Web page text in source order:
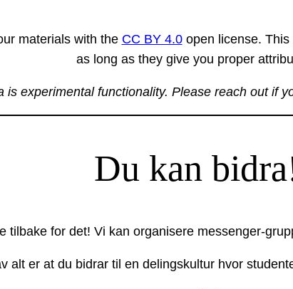
materials with the CC BY 4.0open license. This
as long as they give you proper
is experimental functionality. Please reach out if
Du kan
for det! Vi kan organisere messenger-
alt er at du bidrar til en delingskultur hvor